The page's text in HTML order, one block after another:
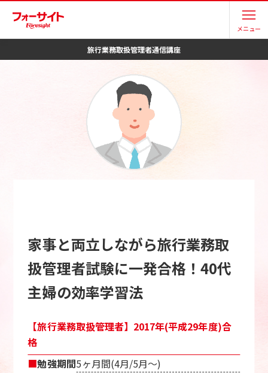
メニュー
旅行業務取扱管理者通信講座
家事と両立しながら旅行業務取
扱管理者試験に一発合格！40代
主婦の効率学習法
【旅行業務取扱管理者】2017年(平成29年度)合
格
■勉強期間5ヶ月間(4月/5月〜)